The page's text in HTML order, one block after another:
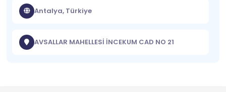
Antalya, Türkiye
AVSALLAR MAHELLESİ İNCEKUM CAD NO 21